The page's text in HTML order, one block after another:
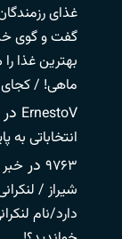
غذای
گفت و گوی
بهترین غذا
ماهی! / کجای
ErnestoV در
انتخاباتی
۹۷۶۳ در
دارد/نام